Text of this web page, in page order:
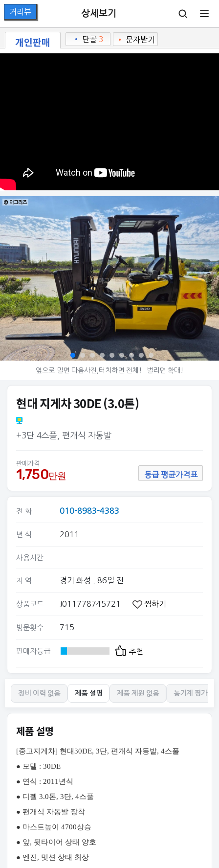
상세보기
개인판매 • 단골 3 • 문자받기
© 아그리즈
옆으로 밀면 다음사진,터치하면 전체! 벌리면 확대!
현대 지게차 30DE (3.0톤)
+3단 4스풀, 편개식 자동발
판매가격
1,750만원 동급 평균가격표
전 화 010-8983-4383
년 식 2011
사용시간
지 역 경기 화성 . 86일 전
상품코드 J011778745721 찜하기
방문횟수 715
판매자등급 추천
정비 이력 없음 제품 설명 제품 제원 없음 농기계 평가 없
제품 설명
[중고지게차] 현대30DE, 3단, 편개식 자동발, 4스풀
● 모델 : 30DE
● 연식 : 2011년식
● 디젤 3.0톤, 3단, 4스풀
● 편개식 자동발 장착
● 마스트높이 4700상승
● 앞, 뒷타이어 상태 양호
● 엔진, 밋션 상태 최상